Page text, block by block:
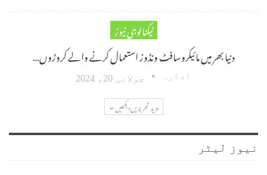
ٹیکنالوجی نیوز
دنیا بھر میں مائیکروسافٹ ونڈوز استعمال کرنے والے کروڑوں…
ادارہ جولائی 20، 2024
مزید تحریریں دیکھیں
نیوز لیٹر